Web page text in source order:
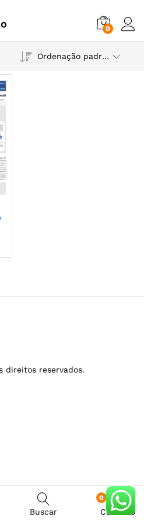
0
Ordenação padrão
direitos reservados.
Buscar
0
Carrinho